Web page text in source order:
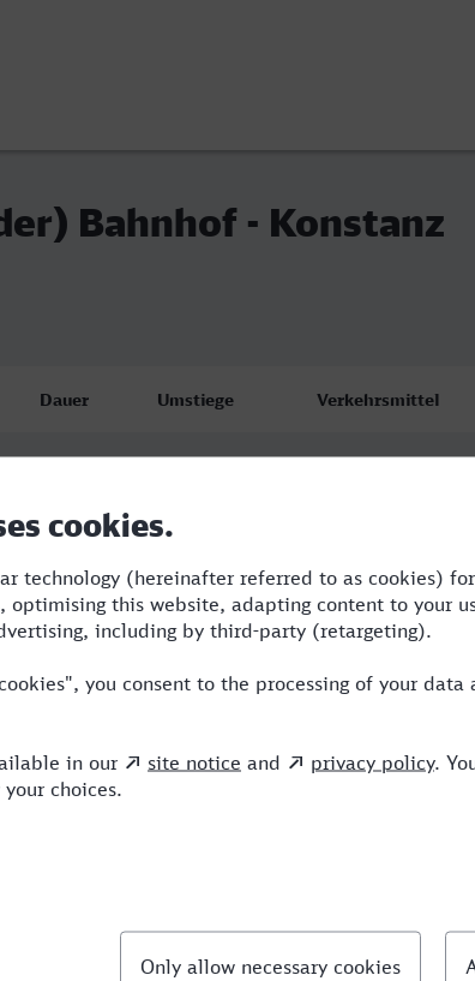
Bahnhof - Konstanz
Dauer Umstiege Verkehrsmittel
11:41 BUS,RE,ICE
13:41 7 BUS,RE,ARV,ICE